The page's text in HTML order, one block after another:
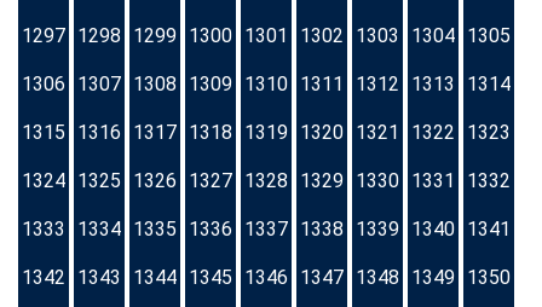
1297 1298 1299 1300 1301 1302 1303 1304 1305
1306 1307 1308 1309 1310 1311 1312 1313 1314
1315 1316 1317 1318 1319 1320 1321 1322 1323
1324 1325 1326 1327 1328 1329 1330 1331 1332
1333 1334 1335 1336 1337 1338 1339 1340 1341
1342 1343 1344 1345 1346 1347 1348 1349 1350